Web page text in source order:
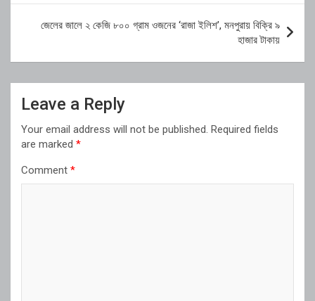
জেলের জালে ২ কেজি ৮০০ গ্রাম ওজনের ‘রাজা ইলিশ’, মনপুরায় বিক্রি ৯
হাজার টাকায়
Leave a Reply
Your email address will not be published. Required fields
are marked *
Comment *